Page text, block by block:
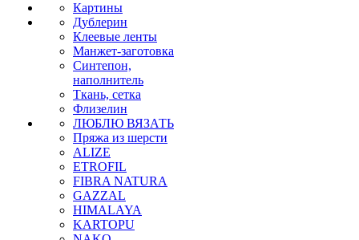
Картины
Дублерин
Клеевые ленты
Манжет-заготовка
Синтепон,
наполнитель
Ткань, сетка
Флизелин
ЛЮБЛЮ ВЯЗАТЬ
Пряжа из шерсти
ALIZE
ETROFIL
FIBRA NATURA
GAZZAL
HIMALAYA
KARTOPU